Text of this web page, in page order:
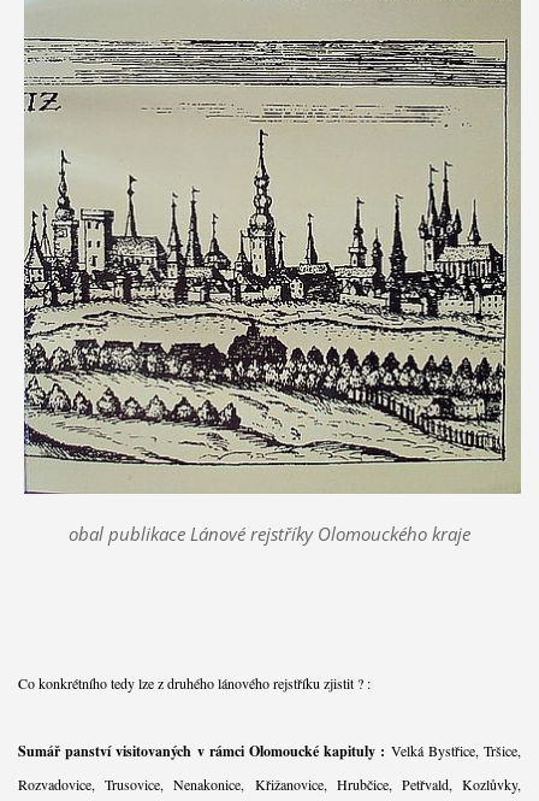
obal publikace Lánové rejstříky Olomouckého kraje
Co konkrétního tedy lze z druhého lánového rejstříku zjistit ? :
Sumář panství visitovaných v rámci Olomoucké kapituly : Velká Bystřice, Tršice,
Rozvadovice, Trusovice, Nenakonice, Křižanovice, Hrubčice, Petřvald, Kozlůvky,